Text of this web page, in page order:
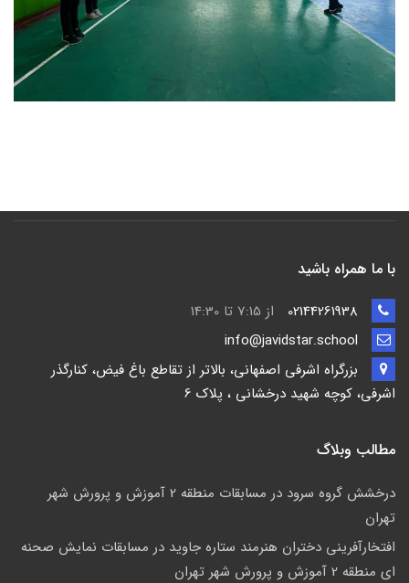
با ما همراه باشید
از 7:15 تا 14:30
بزرگراه اشرفی اصفهانی، بالاتر از تقاطع باغ فیض، کنارگذر
اشرفی، کوچه شهید درخشانی ، پلاک 6
مطالب وبلاگ
درخشش گروه سرود در مسابقات منطقه 2 آموزش و پرورش شهر
تهران
افتخارآفرینی دختران هنرمند ستاره جاوید در مسابقات نمایش صحنه
ای منطقه 2 آموزش و پرورش شهر تهران